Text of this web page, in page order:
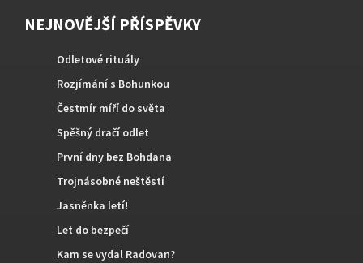
NEJNOVĚJŠÍ PŘÍSPĚVKY
Odletové rituály
Rozjímání s Bohunkou
Čestmír míří do světa
Spěšný dračí odlet
První dny bez Bohdana
Trojnásobné neštěstí
Jasněnka letí!
Let do bezpečí
Kam se vydal Radovan?